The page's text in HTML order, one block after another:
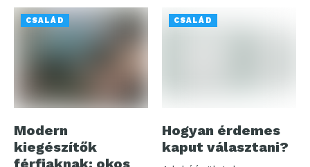
CSALÁD
Modern
kiegészítők
férfiaknak: okos
CSALÁD
Hogyan érdemes
kaput választani?